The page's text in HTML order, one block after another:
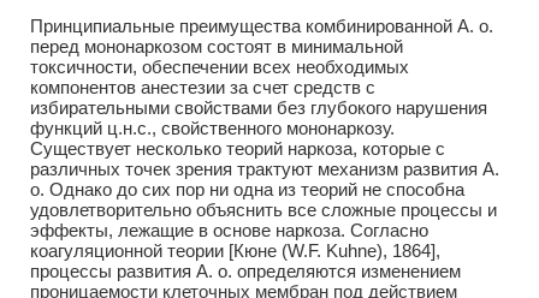
Принципиальные преимущества комбинированной А. о.
перед мононаркозом состоят в минимальной
токсичности, обеспечении всех необходимых
компонентов анестезии за счет средств с
избирательными свойствами без глубокого нарушения
функций ц.н.с., свойственного мононаркозу.
Существует несколько теорий наркоза, которые с
различных точек зрения трактуют механизм развития А.
о. Однако до сих пор ни одна из теорий не способна
удовлетворительно объяснить все сложные процессы и
эффекты, лежащие в основе наркоза. Согласно
коагуляционной теории [Кюне (W.F. Kuhne), 1864],
процессы развития А. о. определяются изменением
проницаемости клеточных мембран под действием